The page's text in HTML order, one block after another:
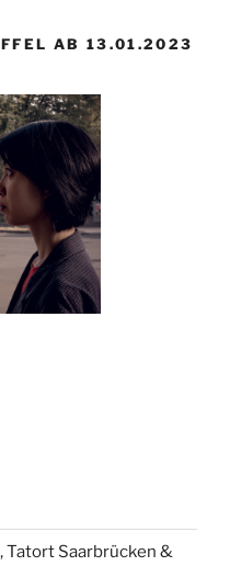
AB 13.01.2023
Tatort Saarbrücken &